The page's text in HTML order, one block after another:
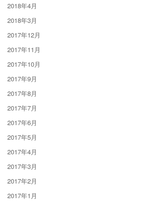
2018年4月
2018年3月
2017年12月
2017年11月
2017年10月
2017年9月
2017年8月
2017年7月
2017年6月
2017年5月
2017年4月
2017年3月
2017年2月
2017年1月